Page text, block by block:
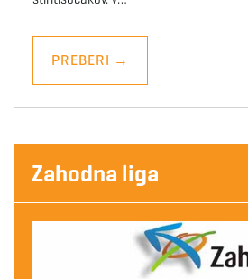
PREBERI →
Zahodna liga